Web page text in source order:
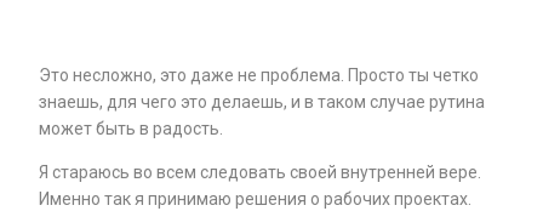
Это несложно, это даже не проблема. Просто ты четко
знаешь, для чего это делаешь, и в таком случае рутина
может быть в радость.
Я стараюсь во всем следовать своей внутренней вере.
Именно так я принимаю решения о рабочих проектах.